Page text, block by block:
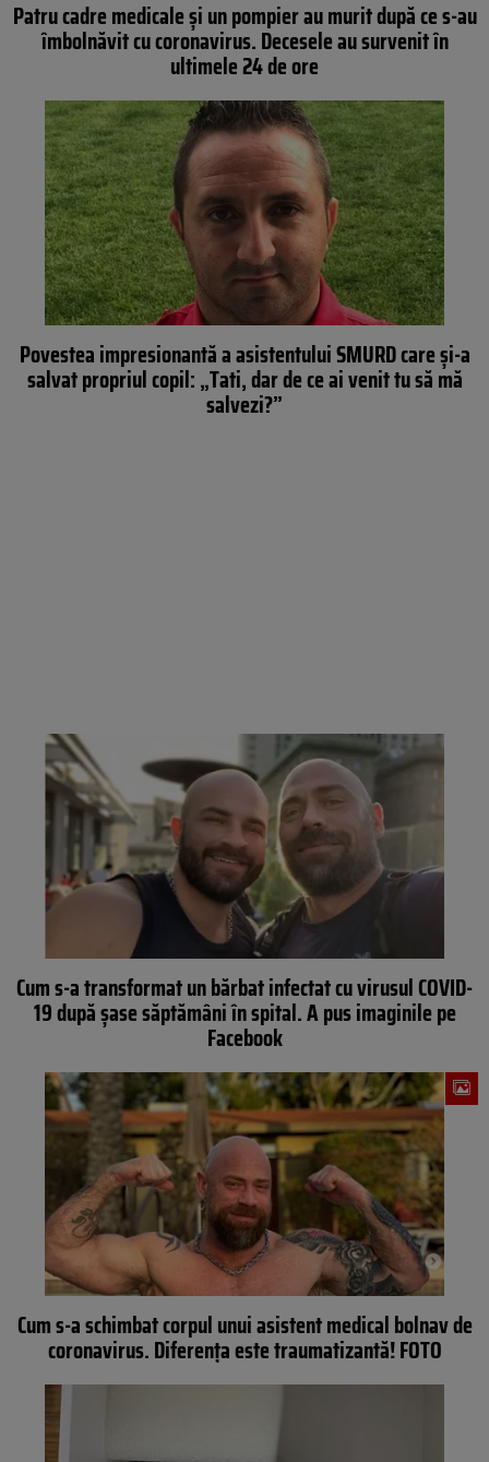
Patru cadre medicale și un pompier au murit după ce s-au
îmbolnăvit cu coronavirus. Decesele au survenit în
ultimele 24 de ore
Povestea impresionantă a asistentului SMURD care și-a
salvat propriul copil: „Tati, dar de ce ai venit tu să mă
salvezi?”
Cum s-a transformat un bărbat infectat cu virusul COVID-
19 după șase săptămâni în spital. A pus imaginile pe
Facebook
Cum s-a schimbat corpul unui asistent medical bolnav de
coronavirus. Diferența este traumatizantă! FOTO